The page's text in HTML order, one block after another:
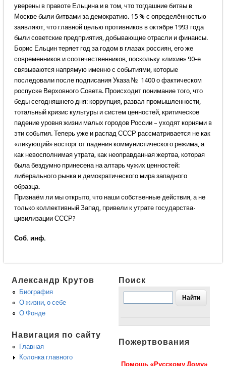
уверены в правоте Ельцина и в том, что тогдашние битвы в
Москве были битвами за демократию. 15 % с определённостью
заявляют, что главной целью противников в октябре 1993 года
были советские предприятия, добывающие отрасли и финансы.
Борис Ельцин теряет год за годом в глазах россиян, его же
современников и соотечественников, поскольку «лихие» 90-е
связываются напрямую именно с событиями, которые
последовали после подписания Указа № 1400 о фактическом
роспуске Верховного Совета. Происходит понимание того, что
беды сегодняшнего дня: коррупция, развал промышленности,
тотальный кризис культуры и систем ценностей, критическое
падение уровня жизни малых городов России – уходят корнями в
эти события. Теперь уже и распад СССР рассматривается не как
«ликующий» восторг от падения коммунистического режима, а
как невосполнимая утрата, как неоправданная жертва, которая
была бездумно принесена на алтарь чужих ценностей:
либерального рынка и демократического мира западного
образца.
Признаём ли мы открыто, что наши собственные действия, а не
только коллективный Запад, привели к утрате государства-
цивилизации СССР?
Соб. инф.
Александр Крутов
Биография
О жизни, о себе
О Фонде
Навигация по сайту
Главная
Колонка главного
Поиск
Пожертвования
Помощь «Русскому Дому»